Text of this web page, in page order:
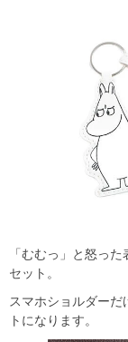
「むむっ」と怒っ
セット。
スマホショルダーだ
トになります。